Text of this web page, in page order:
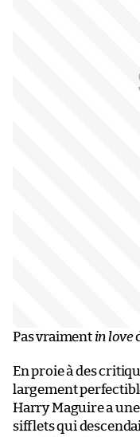
Pas vraiment in love
En proie à des
largement
Harry Maguire a
sifflets qui